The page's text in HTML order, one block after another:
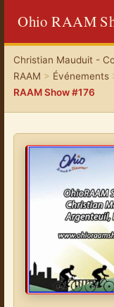
Ohio RAAM
Christian Mauduit -
RAAM > Événements
RAAM Show #176